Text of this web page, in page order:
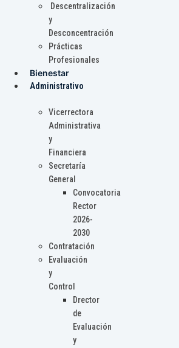
Descentralización
y
Desconcentración
Prácticas
Profesionales
Bienestar
Administrativo
Vicerrectora
Administrativa
y
Financiera
Secretaría
General
Convocatoria
Rector
2026-
2030
Contratación
Evaluación
y
Control
Drector
de
Evaluación
y